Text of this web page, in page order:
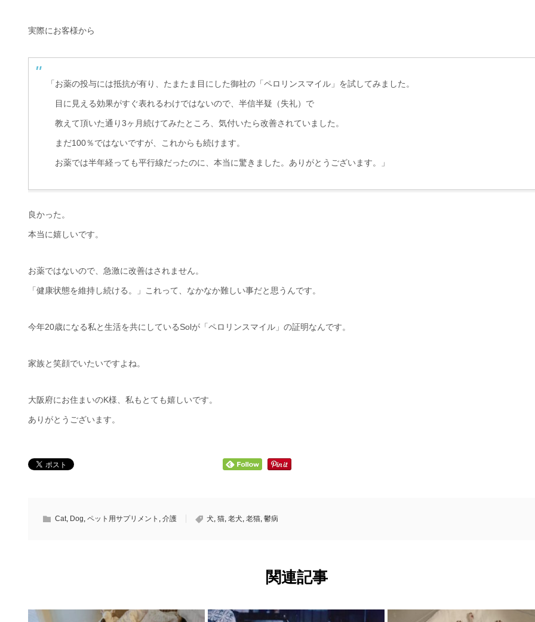
実際にお客様から
「お薬の投与には抵抗が有り、たまたま目にした御社の「ペロリンスマイル」を試してみました。
目に見える効果がすぐ表れるわけではないので、半信半疑（失礼）で
教えて頂いた通り3ヶ月続けてみたところ、気付いたら改善されていました。
まだ100％ではないですが、これからも続けます。
お薬では半年経っても平行線だったのに、本当に驚きました。ありがとうございます。」
良かった。
本当に嬉しいです。
お薬ではないので、急激に改善はされません。
「健康状態を維持し続ける。」これって、なかなか難しい事だと思うんです。
今年20歳になる私と生活を共にしているSolが「ペロリンスマイル」の証明なんです。
家族と笑顔でいたいですよね。
大阪府にお住まいのK様、私もとても嬉しいです。
ありがとうございます。
Cat, Dog, ペット用サプリメント , 介護 犬, 猫, 老犬, 老猫, 鬱病
関連記事